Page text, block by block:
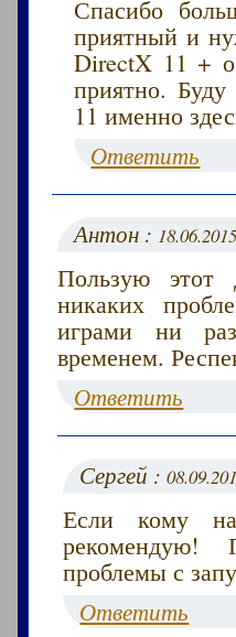
Спасибо
приятный и
DirectX 11 +
приятно. Буду
11 именно
Ответить
Антон :
Пользую
никаких
играми ни
временем.
Ответить
Сергей :
Если кому
рекомендую!
проблемы с
Ответить